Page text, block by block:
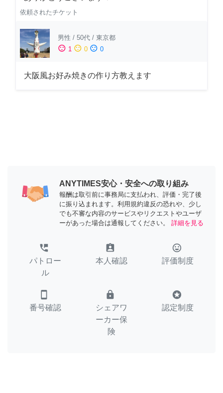
依頼されたチケット
男性 / 50代 / 東京都
sentiment_satisfied 1 sentiment_neutral 0 sentiment_dissatisfied 0
大阪風お好み焼きの作り方教えます
ANYTIMES安心・安全への取り組み
報酬は取引前に事務局に支払われ、評価・完了後
に振り込まれます。利用規約違反の恐れや、少し
でも不審な内容のサービスやリクエストやユーザ
ーがあった場合は通報してください。
詳細を見る
perm_phone_msg
パトロー
ル
assignment_ind
本人確認
tag_faces
評価制度
smartphone
番号確認
lock
シェアワ
ーカー保
険
stars
認定制度